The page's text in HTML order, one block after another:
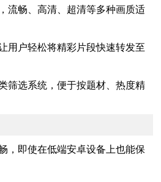
流畅、高清、超清等多种画质适
用户轻松将精彩片段快速转发至
筛选系统，便于按题材、热度精
，即使在低端安卓设备上也能保